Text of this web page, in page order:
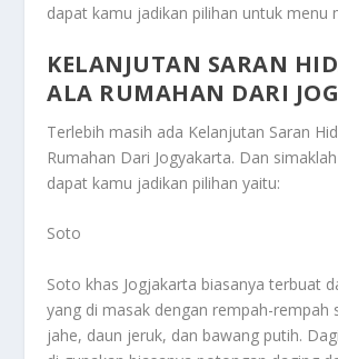
dapat kamu jadikan pilihan untuk menu
KELANJUTAN SARAN
ALA RUMAHAN DARI
Terlebih masih ada Kelanjutan Saran
Rumahan Dari Jogyakarta. Dan
dapat kamu jadikan pilihan yaitu:
Soto
Soto khas Jogjakarta biasanya terbuat
yang di masak dengan rempah-rempah
jahe, daun jeruk, dan bawang putih.